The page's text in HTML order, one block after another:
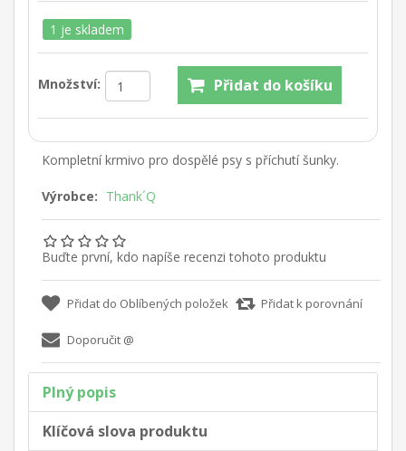
1 je skladem
Množství:
Kompletní krmivo pro dospělé psy s příchutí šunky.
Výrobce: Thank´Q
Buďte první, kdo napíše recenzi tohoto produktu
Plný popis
Klíčová slova produktu